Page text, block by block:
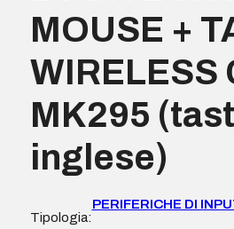
MOUSE +
WIRELESS
MK295
inglese)
Tipologia:
PERIFERICHE DI